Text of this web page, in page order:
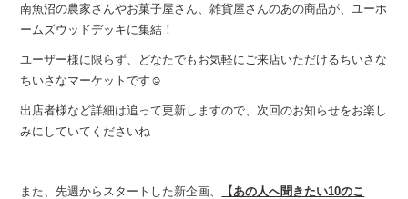
南魚沼の農家さんやお菓子屋さん、雑貨屋さんのあの商品が、ユーホ
ームズウッドデッキに集結！
ユーザー様に限らず、どなたでもお気軽にご来店いただけるちいさな
ちいさなマーケットです☺︎
出店者様など詳細は追って更新しますので、次回のお知らせをお楽し
みにしていてくださいね
また、先週からスタートした新企画、
【あの人へ聞きたい10のこ